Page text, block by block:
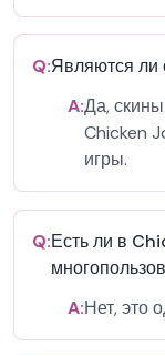
Q:Являются ли
A:Да,
Chicken
игры.
Q:Есть ли в
A:Нет, это